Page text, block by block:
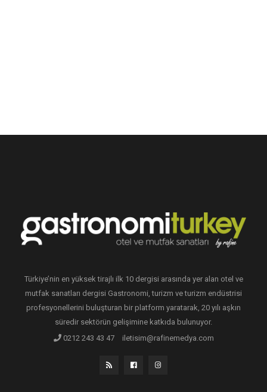
Türkiye’nin en yüksek tirajlı ilk 10 dergisi arasında yer alan otel ve
mutfak sanatları dergisi Gastronomi, turizm ve turizm endüstrisi
profesyonellerini buluşturan bir platform yaratarak, 20 yılı aşkın
süredir sektörün gelişimine katkıda bulunuyor.
0212 243 43 47
iletisim@rafinemedya.com